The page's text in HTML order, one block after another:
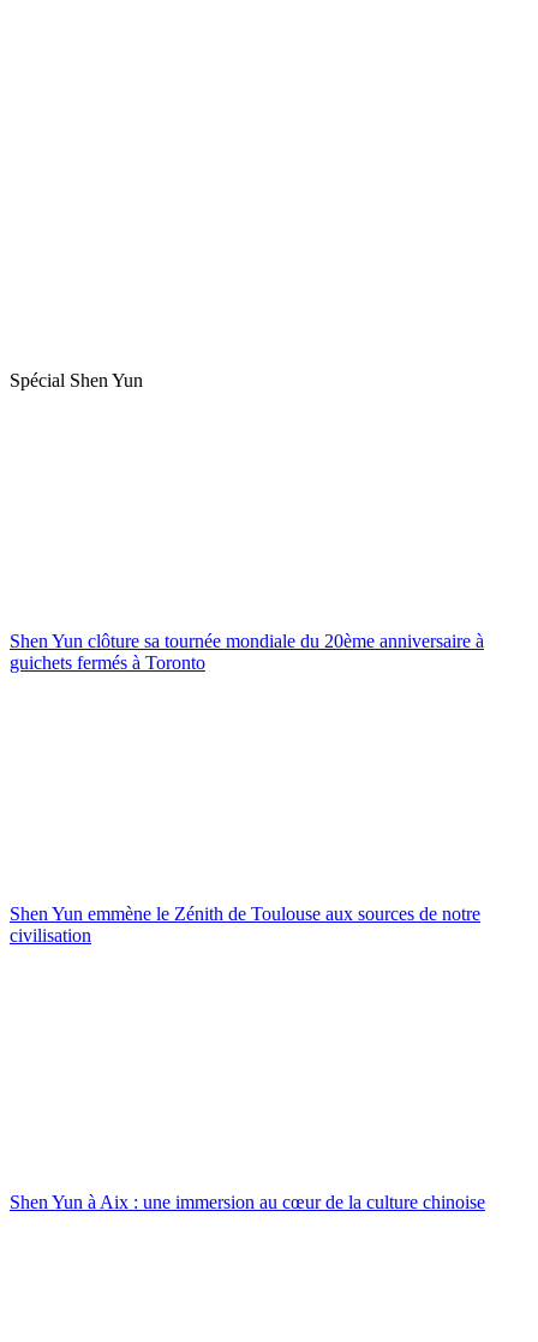
Spécial Shen Yun
Shen Yun clôture sa tournée mondiale du 20ème anniversaire à
guichets fermés à Toronto
Shen Yun emmène le Zénith de Toulouse aux sources de notre
civilisation
Shen Yun à Aix : une immersion au cœur de la culture chinoise